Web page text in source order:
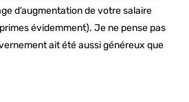
d’augmentation de votre salaire
évidemment). Je ne pense pas
ait été aussi généreux que